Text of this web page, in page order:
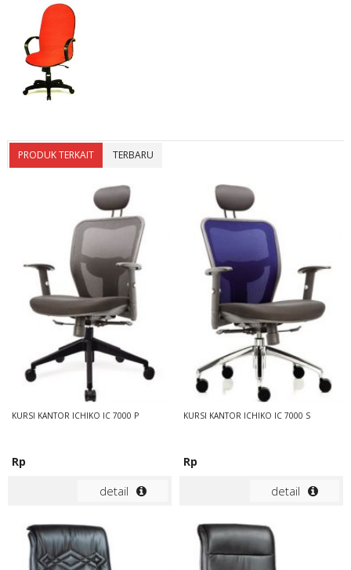
PRODUK TERKAIT TERBARU
KURSI KANTOR ICHIKO IC 7000 P
Rp
detail
KURSI KANTOR ICHIKO IC 7000 S
Rp
detail